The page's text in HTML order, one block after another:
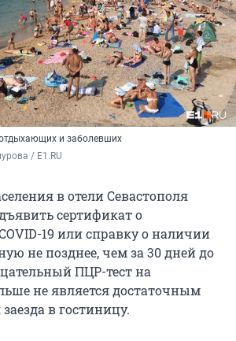
и заболевших
/ E1.RU
в отели Севастополя
сертификат о
19 или справку о наличии
не позднее, чем за 30 дней до
ПЦР-тест на
не является достаточным
в гостиницу.